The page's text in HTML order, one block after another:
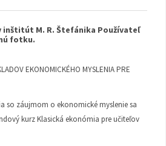
inštitút M. R. Štefánika Používateľ
fotku.
EKONOMICKÉHO MYSLENIA PRE
so záujmom o ekonomické myslenie sa
kurz Klasická ekonómia pre učiteľov